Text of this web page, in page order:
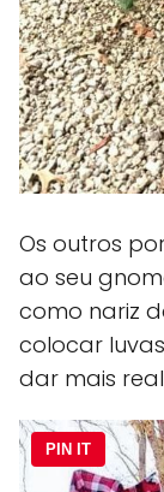
Os outros
ao seu
como nariz
colocar
dar mais
PIN IT